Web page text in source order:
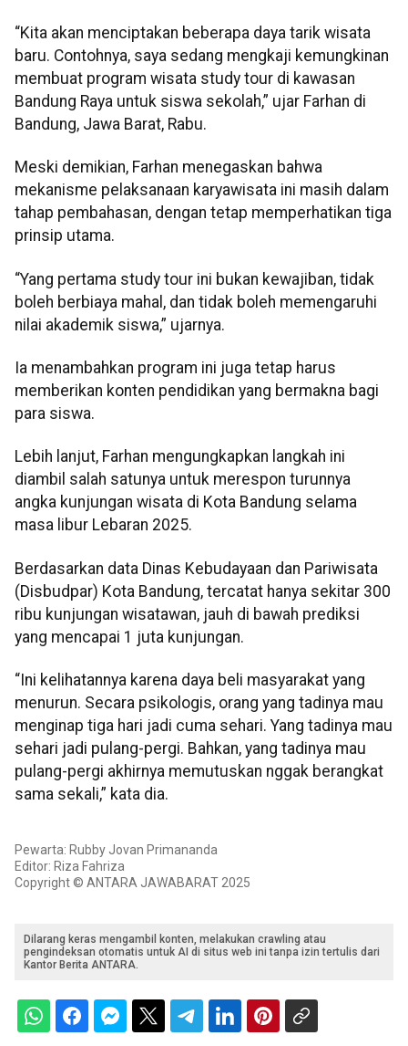
“Kita akan menciptakan beberapa daya tarik wisata
baru. Contohnya, saya sedang mengkaji kemungkinan
membuat program wisata study tour di kawasan
Bandung Raya untuk siswa sekolah,” ujar Farhan di
Bandung, Jawa Barat, Rabu.
Meski demikian, Farhan menegaskan bahwa
mekanisme pelaksanaan karyawisata ini masih dalam
tahap pembahasan, dengan tetap memperhatikan tiga
prinsip utama.
“Yang pertama study tour ini bukan kewajiban, tidak
boleh berbiaya mahal, dan tidak boleh memengaruhi
nilai akademik siswa,” ujarnya.
Ia menambahkan program ini juga tetap harus
memberikan konten pendidikan yang bermakna bagi
para siswa.
Lebih lanjut, Farhan mengungkapkan langkah ini
diambil salah satunya untuk merespon turunnya
angka kunjungan wisata di Kota Bandung selama
masa libur Lebaran 2025.
Berdasarkan data Dinas Kebudayaan dan Pariwisata
(Disbudpar) Kota Bandung, tercatat hanya sekitar 300
ribu kunjungan wisatawan, jauh di bawah prediksi
yang mencapai 1 juta kunjungan.
“Ini kelihatannya karena daya beli masyarakat yang
menurun. Secara psikologis, orang yang tadinya mau
menginap tiga hari jadi cuma sehari. Yang tadinya mau
sehari jadi pulang-pergi. Bahkan, yang tadinya mau
pulang-pergi akhirnya memutuskan nggak berangkat
sama sekali,” kata dia.
Pewarta: Rubby Jovan Primananda
Editor: Riza Fahriza
Copyright © ANTARA JAWABARAT 2025
Dilarang keras mengambil konten, melakukan crawling atau
pengindeksan otomatis untuk AI di situs web ini tanpa izin tertulis dari
Kantor Berita ANTARA.